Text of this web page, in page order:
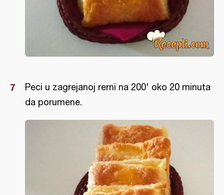
Peci u zagrejanoj rerni na 200' oko 20 minuta
da porumene.